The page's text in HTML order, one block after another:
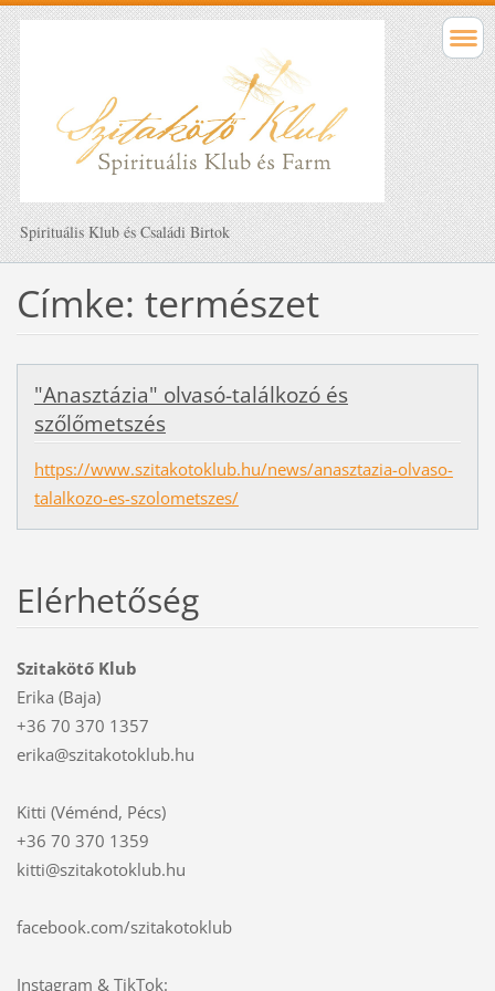
Spirituális Klub és Családi Birtok
Címke: természet
"Anasztázia" olvasó-találkozó és
szőlőmetszés
https://www.szitakotoklub.hu/news/anasztazia-olvaso-
talalkozo-es-szolometszes/
Elérhetőség
Szitakötő Klub
Erika (Baja)
+36 70 370 1357
erika@szitakotoklub.hu
Kitti (Véménd, Pécs)
+36 70 370 1359
kitti@szitakotoklub.hu
facebook.com/szitakotoklub
Instagram & TikTok: